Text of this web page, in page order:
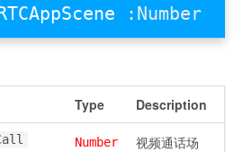
:Number
Type Description
Number
视频通话场